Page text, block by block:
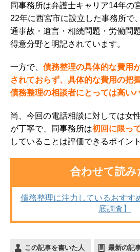
同事務所は弁護士キャリア14年の
22年に西宮市に設立した事務所で
通事故・遺言・相続問題・労働問
得意分野と明記されています。
一方で、 債務整理の具体的な費用
されておらず、具体的な費用の把
債務整理の相談者にとっては高い
尚、今回の電話相談に対しては女
が丁寧で、同事務所は初回に限っ
していることは評価できるポイント
合わせて読み
債務整理に注力しているおすす
底調査】
この記事を書いた人 最新の記